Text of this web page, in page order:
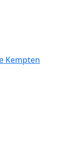
Kempten